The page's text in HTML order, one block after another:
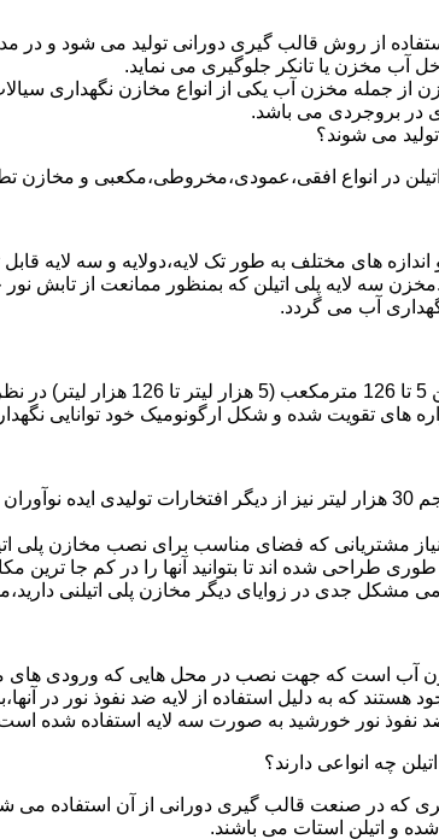
از روش قالب گیری دورانی تولید می شود و در
آب مخزن یا تانکر جلوگیری می نماید.
از جمله مخزن آب یکی از انواع مخازن نگهداری
در بروجردی می باشد.
می شوند؟
در انواع افقی،عمودی،مخروطی،مکعبی و مخازن
اندازه های مختلف به طور تک لایه،دولایه و سه لایه
سه لایه پلی اتیلن که بمنظور ممانعت از تابش
آب می گردد.
های تقویت شده و شکل ارگونومیک خود توانایی نگهداری
تولید مخازن پلی اتیلن مکعبی تا حجم 30 هزار لیتر نیز از
مشتریانی که فضای مناسب برای نصب مخازن پلی
طراحی شده اند تا بتوانید آنها را در کم جا ترین
جدی در زوایای دیگر مخازن پلی اتیلنی
آب است که جهت نصب در محل هایی که ورودی های
هستند که به دلیل استفاده از لایه ضد نفوذ نور
نفوذ نور خورشید به صورت سه لایه استفاده شده
چه انواعی دارند؟
و اتیلن استات می باشند.